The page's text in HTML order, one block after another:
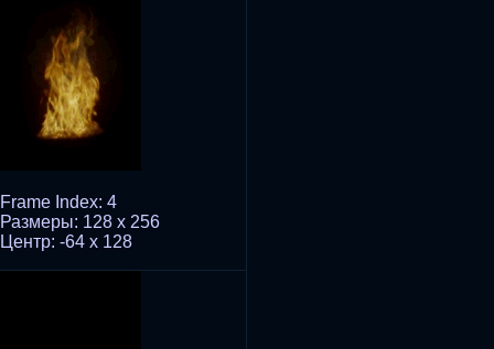
Frame Index: 4
Размеры: 128 x 256
Центр: -64 x 128